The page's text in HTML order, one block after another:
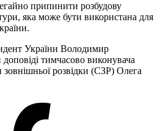
припинити розбудову
яка може бути використана для
України Володимир
тимчасово виконувача
розвідки (СЗР) Олега